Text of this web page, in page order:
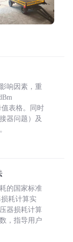
响因素，重
表格。同时
器问题）及
的国家标准
损耗计算实
器损耗计算
，指导用户